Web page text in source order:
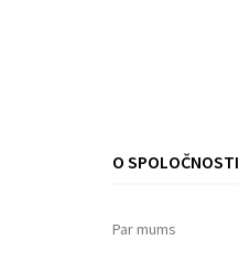
O SPOLOČNOSTI
Par mums